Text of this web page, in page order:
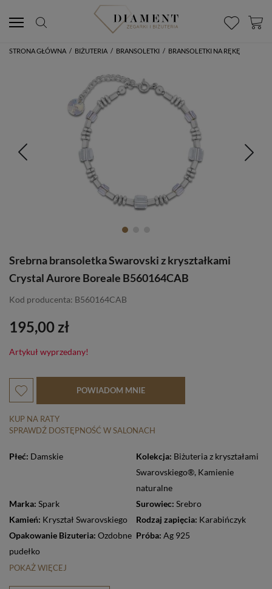
STRONA GŁÓWNA / BIŻUTERIA / BRANSOLETKI / BRANSOLETKI NA RĘKĘ
Srebrna bransoletka Swarovski z kryształkami
Crystal Aurore Boreale B560164CAB
Kod producenta: B560164CAB
195,00 zł
Artykuł wyprzedany!
POWIADOM MNIE
KUP NA RATY
SPRAWDŹ DOSTĘPNOŚĆ W SALONACH
Płeć: Damskie Kolekcja: Biżuteria z kryształami
Swarovskiego®,
naturalne
Marka: Spark Surowiec: Srebro
Kamień: Kryształ Swarovskiego Rodzaj zapięcia: Karabińczyk
Opakowanie Bizuteria: Ozdobne
pudełko
Próba: Ag 925
POKAŻ WIĘCEJ